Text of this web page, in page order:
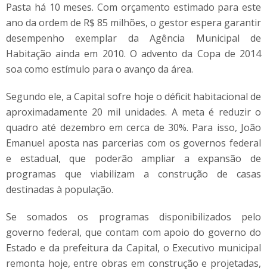
Pasta há 10 meses. Com orçamento estimado para este
ano da ordem de R$ 85 milhões, o gestor espera garantir
desempenho exemplar da Agência Municipal de
Habitação ainda em 2010. O advento da Copa de 2014
soa como estímulo para o avanço da área.
Segundo ele, a Capital sofre hoje o déficit habitacional de
aproximadamente 20 mil unidades. A meta é reduzir o
quadro até dezembro em cerca de 30%. Para isso, João
Emanuel aposta nas parcerias com os governos federal
e estadual, que poderão ampliar a expansão de
programas que viabilizam a construção de casas
destinadas à população.
Se somados os programas disponibilizados pelo
governo federal, que contam com apoio do governo do
Estado e da prefeitura da Capital, o Executivo municipal
remonta hoje, entre obras em construção e projetadas,